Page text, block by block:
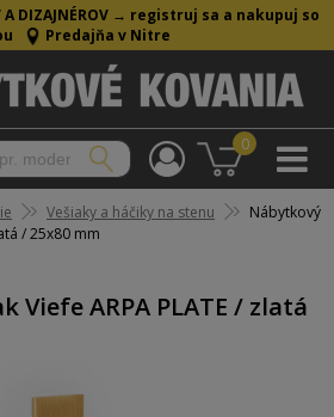
A DIZAJNÉROV → registruj sa a nakupuj so
Predajňa v Nitre
0
Vešiaky a háčiky na stenu
Nábytkový
/ 25x80 mm
Viefe ARPA PLATE / zlatá